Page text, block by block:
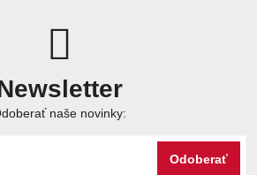
naše novinky:
Odoberať